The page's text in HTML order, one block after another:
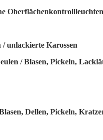
/ unlackierte Karossen
/ Blasen, Pickeln,
Dellen, Pickeln,